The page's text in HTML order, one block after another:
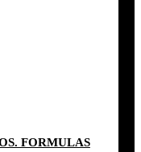
FORMULAS